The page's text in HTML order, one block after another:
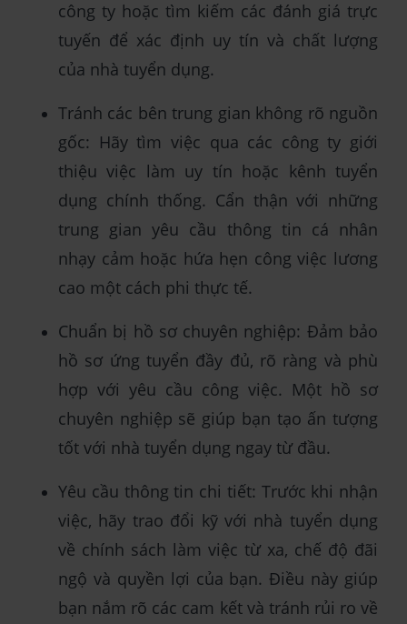
công ty hoặc tìm kiếm các đánh giá trực
tuyến để xác định uy tín và chất lượng
của nhà tuyển dụng.
Tránh các bên trung gian không rõ nguồn
gốc: Hãy tìm việc qua các công ty giới
thiệu việc làm uy tín hoặc kênh tuyển
dụng chính thống. Cẩn thận với những
trung gian yêu cầu thông tin cá nhân
nhạy cảm hoặc hứa hẹn công việc lương
cao một cách phi thực tế.
Chuẩn bị hồ sơ chuyên nghiệp: Đảm bảo
hồ sơ ứng tuyển đầy đủ, rõ ràng và phù
hợp với yêu cầu công việc. Một hồ sơ
chuyên nghiệp sẽ giúp bạn tạo ấn tượng
tốt với nhà tuyển dụng ngay từ đầu.
Yêu cầu thông tin chi tiết: Trước khi nhận
việc, hãy trao đổi kỹ với nhà tuyển dụng
về chính sách làm việc từ xa, chế độ đãi
ngộ và quyền lợi của bạn. Điều này giúp
bạn nắm rõ các cam kết và tránh rủi ro về